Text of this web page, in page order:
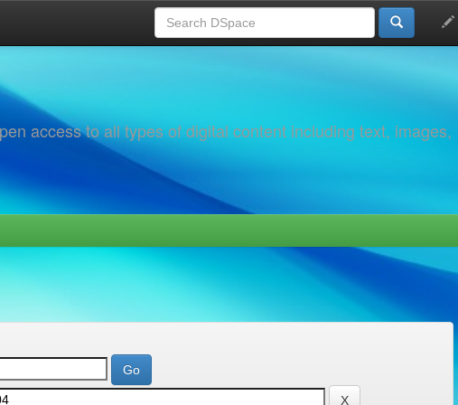
access to all types of digital content including text, images,